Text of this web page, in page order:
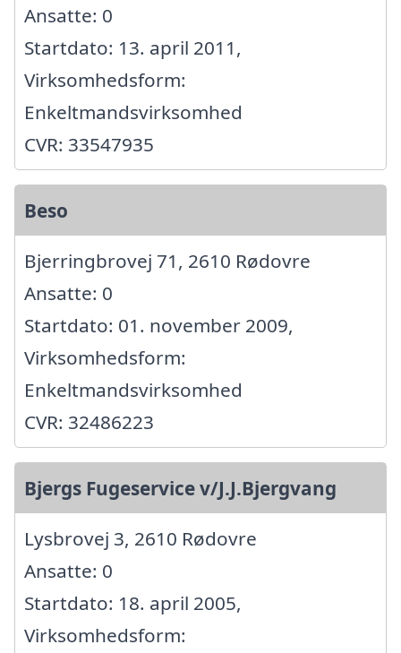
Ansatte: 0
Startdato: 13. april 2011,
Virksomhedsform:
Enkeltmandsvirksomhed
CVR: 33547935
Beso
Bjerringbrovej 71, 2610 Rødovre
Ansatte: 0
Startdato: 01. november 2009,
Virksomhedsform:
Enkeltmandsvirksomhed
CVR: 32486223
Bjergs Fugeservice v/J.J.Bjergvang
Lysbrovej 3, 2610 Rødovre
Ansatte: 0
Startdato: 18. april 2005,
Virksomhedsform: